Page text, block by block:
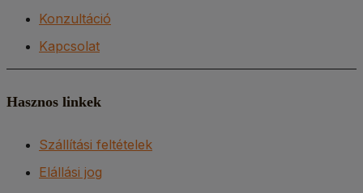
Konzultáció
Kapcsolat
Hasznos linkek
Szállítási feltételek
Elállási jog